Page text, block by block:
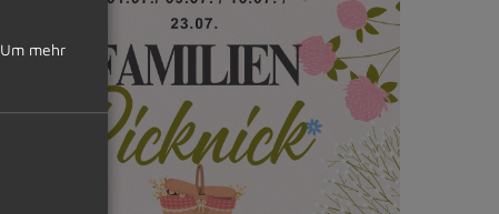
Um mehr